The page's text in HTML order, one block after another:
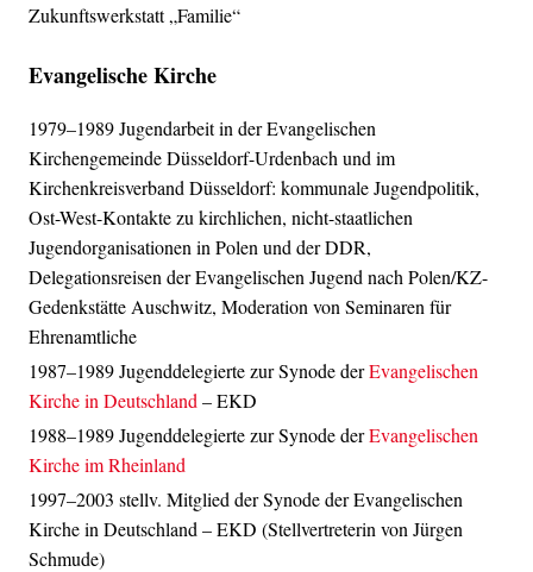
Zukunftswerkstatt „Familie“
Evangelische Kirche
1979–1989 Jugendarbeit in der Evangelischen
Kirchengemeinde Düsseldorf-Urdenbach und im
Kirchenkreisverband Düsseldorf: kommunale Jugendpolitik,
Ost-West-Kontakte zu kirchlichen, nicht-staatlichen
Jugendorganisationen in Polen und der DDR,
Delegationsreisen der Evangelischen Jugend nach Polen/KZ-
Gedenkstätte Auschwitz, Moderation von Seminaren für
Ehrenamtliche
1987–1989 Jugenddelegierte zur Synode derEvangelischen
Kirche in Deutschland – EKD
1988–1989 Jugenddelegierte zur Synode derEvangelischen
Kirche im Rheinland
1997–2003 stellv. Mitglied der Synode der Evangelischen
Kirche in Deutschland – EKD (Stellvertreterin von Jürgen
Schmude)